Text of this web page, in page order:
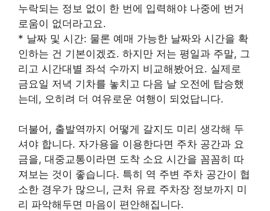
누락되는 정보 없이 한 번에 입력해야 나중에 번거
로움이 없더라고요.
* 날짜 및 시간: 물론 예매 가능한 날짜와 시간을 확
인하는 건 기본이겠죠. 하지만 저는 평일과 주말, 그
리고 시간대별 좌석 수까지 비교해봤어요. 실제로
금요일 저녁 기차를 놓치고 다음 날 오전에 탑승했
는데, 오히려 더 여유로운 여행이 되었답니다.
더불어, 출발역까지 어떻게 갈지도 미리 생각해 두
셔야 합니다. 자가용을 이용한다면 주차 공간과 요
금을, 대중교통이라면 도착 소요 시간을 꼼꼼히 따
져보는 것이 좋습니다. 특히 역 주변 주차 공간이 협
소한 경우가 많으니, 근처 유료 주차장 정보까지 미
리 파악해두면 마음이 편안해집니다.